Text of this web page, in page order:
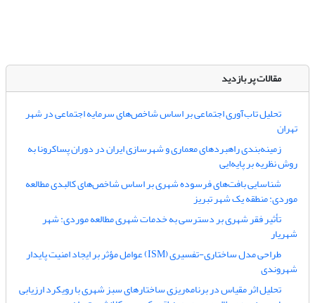
مقالات پر بازدید
تحلیل تاب‌آوری اجتماعی بر اساس شاخص‌های سرمایه اجتماعی در شهر
تهران
زمینه‌بندی راهبردهای معماری و شهرسازی ایران در دوران پساکرونا به
روش نظریه بر پایه‌ایی
شناسایی بافت‌های فرسوده شهری بر اساس شاخص‌های کالبدی مطالعه
موردی: منطقه یک شهر تبریز
تأثیر فقر شهری بر دسترسی به خدمات شهری مطالعه موردی: شهر
شهریار
طراحی مدل ساختاری-تفسیری (ISM) عوامل مؤثر بر ایجاد امنیت پایدار
شهروندی
تحلیل اثر مقیاس در برنامه‌ریزی ساختارهای سبز شهری با رویکرد ارزیابی